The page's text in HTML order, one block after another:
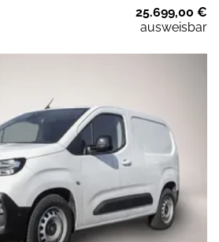
25.699,00 €
ausweisbar